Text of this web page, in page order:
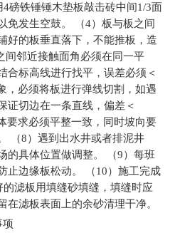
磅铁锤锤木垫板敲击砖中间1/3面
免发生空鼓。 （4）板与板之间
好的板垂直落下，不能推板，造
间邻近接触面角必须在同一平
合标高线进行找平，误差必须＜
，必须将板进行弹线切割，如遇
证切边在一条直线，偏差＜
要求必须平整一致，同时坡向要
（8）遇到出水井或者排泥井
的具体位置做调整。 （9）每班
止边缘板松动。 （10）施工完成
滤板用填缝砂填缝，填缝时应
滤板表面上的余砂清理干净。
项